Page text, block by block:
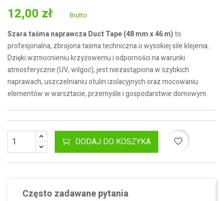
12,00 zł Brutto
Szara taśma naprawcza Duct Tape (48 mm x 46 m)to
profesjonalna, zbrojona taśma techniczna o wysokiej sile klejenia.
Dzięki wzmocnieniu krzyżowemu i odporności na warunki
atmosferyczne (UV, wilgoć), jest niezastąpiona w szybkich
naprawach, uszczelnianiu otulin izolacyjnych oraz mocowaniu
elementów w warsztacie, przemyśle i gospodarstwie domowym.
DODAJ DO KOSZYKA favorite_border
Często zadawane pytania